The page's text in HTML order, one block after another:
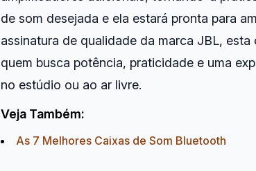
de som desejada e ela estará pronta para
assinatura de qualidade da marca JBL,
quem busca potência, praticidade e uma
no estúdio ou ao ar livre.
Veja Também:
As 7 Melhores Caixas de Som Bluetooth